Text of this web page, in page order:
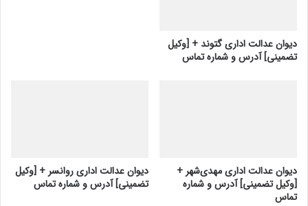
دیوان عدالت اداری گتوند + [وکیل
تضمینی] آدرس و شماره تماس
دیوان عدالت اداری مهدی‌شهر +
[وکیل تضمینی] آدرس و شماره
تماس
دیوان عدالت اداری روانسر + [وکیل
تضمینی] آدرس و شماره تماس